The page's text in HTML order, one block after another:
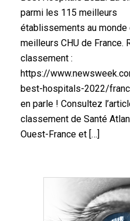
parmi les 115 meilleurs
établissements au monde
meilleurs CHU de France.
classement :
https://
best-hospitals-2022/
en parle ! Consultez
classement de Santé
Ouest-France et […]